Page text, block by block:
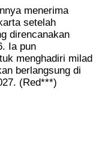
menerima
setelah
direncanakan
Ia pun
menghadiri milad
berlangsung di
(Red***)